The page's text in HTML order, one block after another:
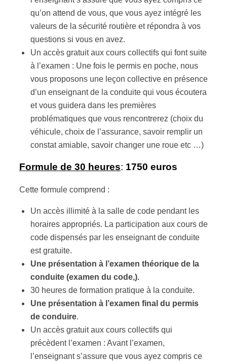
qu’on attend de vous, que vous ayez intégré les
valeurs de la sécurité routière et répondra à vos
questions si vous en avez.
Un accès gratuit aux cours collectifs qui font suite
à l’examen : Une fois le permis en poche, nous
vous proposons une leçon collective en présence
d’un enseignant de la conduite qui vous écoutera
et vous guidera dans les premières
problématiques que vous rencontrerez (choix du
véhicule, choix de l’assurance, savoir remplir un
constat amiable, savoir changer une roue etc …)
Formule de 30 heures: 1750 euros
Cette formule comprend :
Un accès illimité à la salle de code pendant les
horaires appropriés. La participation aux cours de
code dispensés par les enseignant de conduite
est gratuite.
Une présentation à l’examen théorique de la
conduite (examen du code,).
30 heures de formation pratique à la conduite.
Une présentation à l’examen final du permis
de conduire.
Un accès gratuit aux cours collectifs qui
précèdent l’examen : Avant l’examen,
l’enseignant s’assure que vous ayez compris ce